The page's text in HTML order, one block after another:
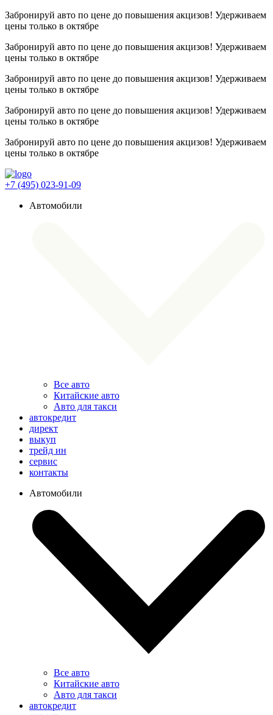
Забронируй авто по цене до повышения акцизов! Удерживаем
цены только в октябре
Забронируй авто по цене до повышения акцизов! Удерживаем
цены только в октябре
Забронируй авто по цене до повышения акцизов! Удерживаем
цены только в октябре
Забронируй авто по цене до повышения акцизов! Удерживаем
цены только в октябре
Забронируй авто по цене до повышения акцизов! Удерживаем
цены только в октябре
+7 (495) 023-91-09
Автомобили
Все авто
Китайские авто
Авто для такси
автокредит
директ
выкуп
трейд ин
сервис
контакты
Автомобили
Все авто
Китайские авто
Авто для такси
автокредит